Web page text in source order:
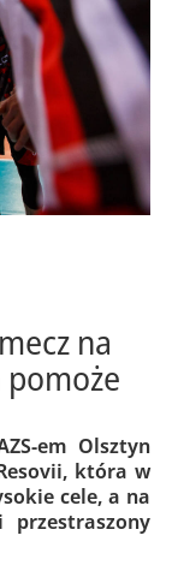
na
pomoże
em Olsztyn
która w
cele, a na